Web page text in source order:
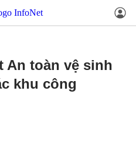
An toàn vệ sinh
khu công